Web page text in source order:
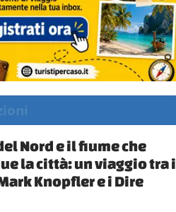
Nord e il fiume che
la città: un viaggio tra i
Knopfler e i Dire